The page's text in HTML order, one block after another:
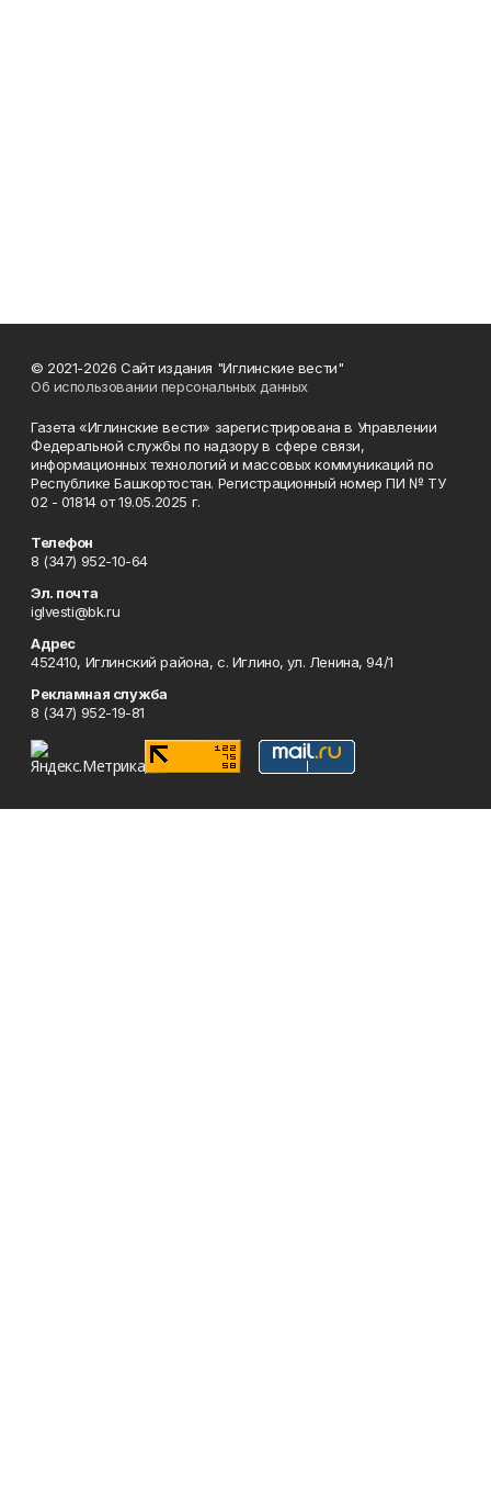
© 2021-2026 Сайт издания "Иглинские вести"
Об использовании персональных данных
Газета «Иглинские вести» зарегистрирована в Управлении
Федеральной службы по надзору в сфере связи,
информационных технологий и массовых коммуникаций по
Республике Башкортостан. Регистрационный номер ПИ № ТУ
02 - 01814 от 19.05.2025 г.
Телефон
8 (347) 952-10-64
Эл. почта
iglvesti@bk.ru
Адрес
452410, Иглинский района, с. Иглино, ул. Ленина, 94/1
Рекламная служба
8 (347) 952-19-81